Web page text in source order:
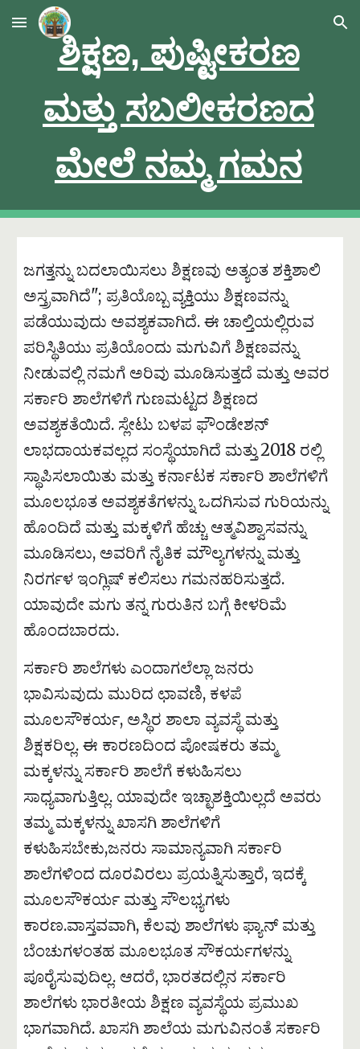
Skip to main content Skip to navigation
ಶಿಕ್ಷಣ, ಪುಷ್ಟೀಕರಣ
ಮತ್ತು ಸಬಲೀಕರಣದ
ಮೇಲೆ ನಮ್ಮ ಗಮನ
ಜಗತ್ತನ್ನು ಬದಲಾಯಿಸಲು ಶಿಕ್ಷಣವು ಅತ್ಯಂತ ಶಕ್ತಿಶಾಲಿ
ಅಸ್ತ್ರವಾಗಿದೆ"; ಪ್ರತಿಯೊಬ್ಬ ವ್ಯಕ್ತಿಯು ಶಿಕ್ಷಣವನ್ನು
ಪಡೆಯುವುದು ಅವಶ್ಯಕವಾಗಿದೆ. ಈ ಚಾಲ್ತಿಯಲ್ಲಿರುವ
ಪರಿಸ್ಥಿತಿಯು ಪ್ರತಿಯೊಂದು ಮಗುವಿಗೆ ಶಿಕ್ಷಣವನ್ನು
ನೀಡುವಲ್ಲಿ ನಮಗೆ ಅರಿವು ಮೂಡಿಸುತ್ತದೆ ಮತ್ತು ಅವರ
ಸರ್ಕಾರಿ ಶಾಲೆಗಳಿಗೆ ಗುಣಮಟ್ಟದ ಶಿಕ್ಷಣದ
ಅವಶ್ಯಕತೆಯಿದೆ. ಸ್ಲೇಟು ಬಳಪ ಫೌಂಡೇಶನ್
ಲಾಭದಾಯಕವಲ್ಲದ ಸಂಸ್ಥೆಯಾಗಿದೆ ಮತ್ತು 2018 ರಲ್ಲಿ
ಸ್ಥಾಪಿಸಲಾಯಿತು ಮತ್ತು ಕರ್ನಾಟಕ ಸರ್ಕಾರಿ ಶಾಲೆಗಳಿಗೆ
ಮೂಲಭೂತ ಅವಶ್ಯಕತೆಗಳನ್ನು ಒದಗಿಸುವ ಗುರಿಯನ್ನು
ಹೊಂದಿದೆ ಮತ್ತು ಮಕ್ಕಳಿಗೆ ಹೆಚ್ಚು ಆತ್ಮವಿಶ್ವಾಸವನ್ನು
ಮೂಡಿಸಲು, ಅವರಿಗೆ ನೈತಿಕ ಮೌಲ್ಯಗಳನ್ನು ಮತ್ತು
ನಿರರ್ಗಳ ಇಂಗ್ಲಿಷ್ ಕಲಿಸಲು ಗಮನಹರಿಸುತ್ತದೆ.
ಯಾವುದೇ ಮಗು ತನ್ನ ಗುರುತಿನ ಬಗ್ಗೆ ಕೀಳರಿಮೆ
ಹೊಂದಬಾರದು.
ಸರ್ಕಾರಿ ಶಾಲೆಗಳು ಎಂದಾಗಲೆಲ್ಲಾ ಜನರು
ಭಾವಿಸುವುದು ಮುರಿದ ಛಾವಣಿ, ಕಳಪೆ
ಮೂಲಸೌಕರ್ಯ, ಅಸ್ಥಿರ ಶಾಲಾ ವ್ಯವಸ್ಥೆ ಮತ್ತು
ಶಿಕ್ಷಕರಿಲ್ಲ. ಈ ಕಾರಣದಿಂದ ಪೋಷಕರು ತಮ್ಮ
ಮಕ್ಕಳನ್ನು ಸರ್ಕಾರಿ ಶಾಲೆಗೆ ಕಳುಹಿಸಲು
ಸಾಧ್ಯವಾಗುತ್ತಿಲ್ಲ. ಯಾವುದೇ ಇಚ್ಛಾಶಕ್ತಿಯಿಲ್ಲದೆ ಅವರು
ತಮ್ಮ ಮಕ್ಕಳನ್ನು ಖಾಸಗಿ ಶಾಲೆಗಳಿಗೆ
ಕಳುಹಿಸಬೇಕು,ಜನರು ಸಾಮಾನ್ಯವಾಗಿ ಸರ್ಕಾರಿ
ಶಾಲೆಗಳಿಂದ ದೂರವಿರಲು ಪ್ರಯತ್ನಿಸುತ್ತಾರೆ, ಇದಕ್ಕೆ
ಮೂಲಸೌಕರ್ಯ ಮತ್ತು ಸೌಲಭ್ಯಗಳು
ಕಾರಣ.ವಾಸ್ತವವಾಗಿ, ಕೆಲವು ಶಾಲೆಗಳು ಫ್ಯಾನ್ ಮತ್ತು
ಬೆಂಚುಗಳಂತಹ ಮೂಲಭೂತ ಸೌಕರ್ಯಗಳನ್ನು
ಪೂರೈಸುವುದಿಲ್ಲ. ಆದರೆ, ಭಾರತದಲ್ಲಿನ ಸರ್ಕಾರಿ
ಶಾಲೆಗಳು ಭಾರತೀಯ ಶಿಕ್ಷಣ ವ್ಯವಸ್ಥೆಯ ಪ್ರಮುಖ
ಭಾಗವಾಗಿದೆ. ಖಾಸಗಿ ಶಾಲೆಯ ಮಗುವಿನಂತೆ ಸರ್ಕಾರಿ